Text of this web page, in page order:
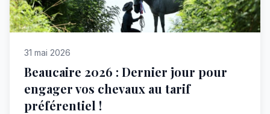
31 mai 2026
Beaucaire 2026 : Dernier jour pour
engager vos chevaux au tarif
préférentiel !